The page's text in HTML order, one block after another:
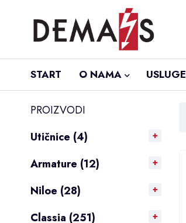
START O NAMA USLUGE
PROIZVODI
Utičnice (4)
Armature (12)
Niloe (28)
Classia (251)